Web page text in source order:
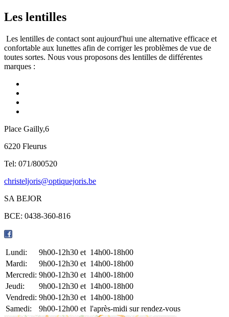
Les lentilles
Les lentilles de contact sont aujourd'hui une alternative efficace et
confortable aux lunettes afin de corriger les problèmes de vue de
toutes sortes. Nous vous proposons des lentilles de différentes
marques :
Place Gailly,6
6220 Fleurus
Tel: 071/800520
christeljoris@optiquejoris.be
SA BEJOR
BCE: 0438-360-816
Lundi: 9h00-12h30 et 14h00-18h00
Mardi:
9h00-12h30 et 14h00-18h00
Mercredi: 9h00-12h30 et 14h00-18h00
Jeudi:
9h00-12h30 et 14h00-18h00
Vendredi: 9h00-12h30 et 14h00-18h00
Samedi:
9h00-12h00 et l'après-midi sur rendez-vous